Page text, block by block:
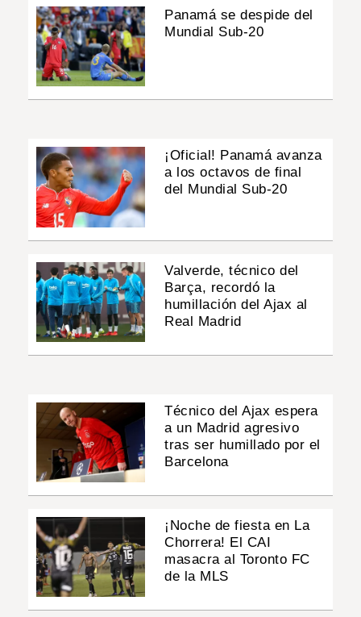
Panamá se despide del
Mundial Sub-20
¡Oficial! Panamá avanza
a los octavos de final
del Mundial Sub-20
Valverde, técnico del
Barça, recordó la
humillación del Ajax al
Real Madrid
Técnico del Ajax espera
a un Madrid agresivo
tras ser humillado por el
Barcelona
¡Noche de fiesta en La
Chorrera! El CAI
masacra al Toronto FC
de la MLS